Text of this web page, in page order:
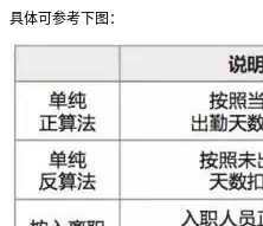
具体可参考下图：